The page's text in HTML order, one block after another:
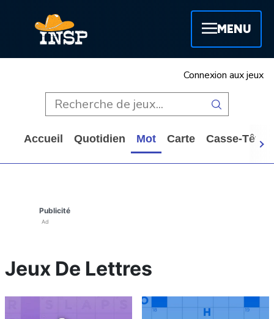
MENU
Connexion aux jeux
Accueil Quotidien Mot Carte Casse-Tête
Publicité
Ad
Jeux De Lettres